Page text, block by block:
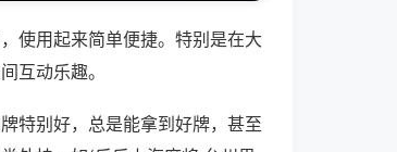
使用起来简单便捷。特别是在大
互动乐趣。
特别好，总是能拿到好牌，甚至